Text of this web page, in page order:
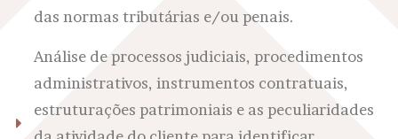
das normas tributárias e/ou penais.
Análise de processos judiciais, procedimentos
administrativos, instrumentos contratuais,
estruturações patrimoniais e as peculiaridades